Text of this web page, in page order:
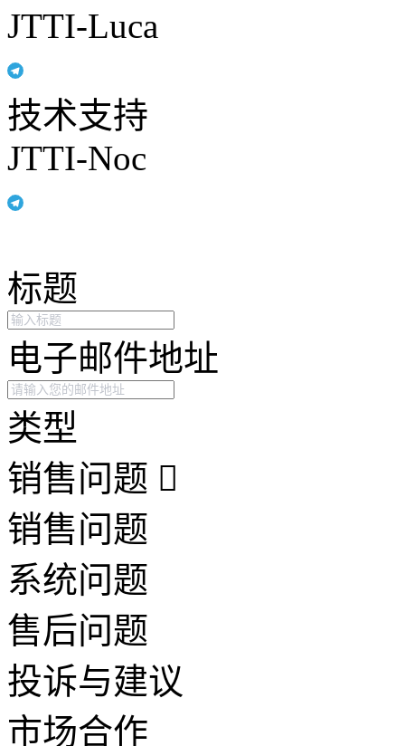
JTTI-Luca
技术支持
JTTI-Noc
标题
电子邮件地址
类型
销售问题
销售问题
系统问题
售后问题
投诉与建议
市场合作